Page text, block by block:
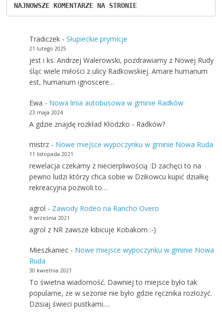
NAJNOWSZE KOMENTARZE NA STRONIE
Tradiczek- Słupieckie prymicje
21 lutego 2025
jest i ks. Andrzej Walerowski, pozdrawiamy z Nowej Rudy
śląc wiele miłości z ulicy Radkowskiej. Amare humanum
est, humanum ignoscere…
Ewa - Nowa linia autobusowa w gminie Radków
23 maja 2024
A gdzie znajdę rozkład Kłodzko - Radków?
mistrz- Nowe miejsce wypoczynku w gminie Nowa Ruda
11 listopada 2021
rewelacja czekamy z niecierpliwością :D zachęci to na
pewno ludzi którzy chca sobie w Dzikowcu kupić działkę
rekreacyjna pozwoli to…
agrol - Zawody Rodeo na Rancho Overo
9 września 2021
agrol z NR zawsze kibicuje Kobakom :-)
Mieszkaniec- Nowe miejsce wypoczynku w gminie Nowa
Ruda
30 kwietnia 2021
To świetna wiadomość. Dawniej to miejsce było tak
popularne, że w sezonie nie było gdzie ręcznika rozłożyć.
Dzisiaj świeci pustkami.…